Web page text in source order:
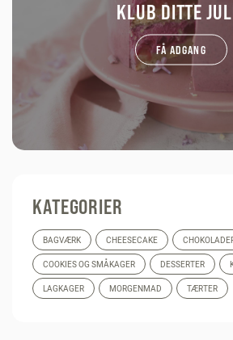
KLUB DITTE
FÅ ADGANG
KATEGORIER
BAGVÆRK CHEESECAKE
COOKIES OG SMÅKAGER DESSERTER
LAGKAGER MORGENMAD TÆRTER